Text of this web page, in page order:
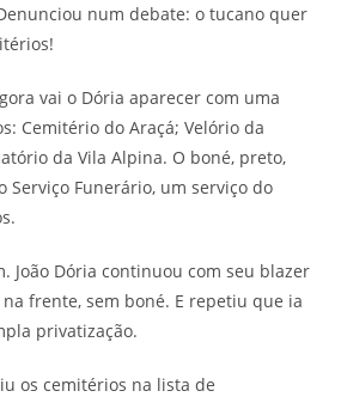
num debate: o tucano quer
vai o Dória aparecer com uma
Cemitério do Araçá; Velório da
da Vila Alpina. O boné, preto,
Serviço Funerário, um serviço do
João Dória continuou com seu blazer
frente, sem boné. E repetiu que ia
privatização.
os cemitérios na lista de